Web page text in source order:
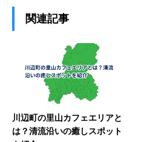
関連記事
川辺町の里山カフェエリアと
は？清流沿いの癒しスポット